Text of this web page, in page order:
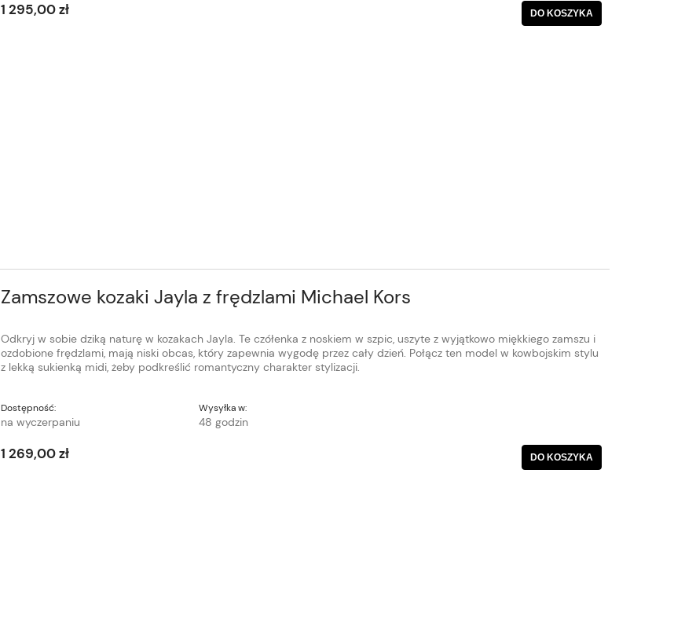
1 295,00 zł DO KOSZYKA
Zamszowe kozaki Jayla z frędzlami Michael Kors
Odkryj w sobie dziką naturę w kozakach Jayla. Te czółenka z noskiem w szpic, uszyte z wyjątkowo miękkiego zamszu i
ozdobione frędzlami, mają niski obcas, który zapewnia wygodę przez cały dzień. Połącz ten model w kowbojskim stylu
z lekką sukienką midi, żeby podkreślić romantyczny charakter stylizacji.
Dostępność:
na wyczerpaniu
Wysyłka w:
48 godzin
1 269,00 zł DO KOSZYKA